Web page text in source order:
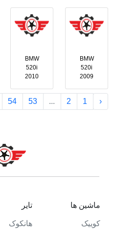
BMW
520i
2009
BMW
520i
2010
‹
1
2
...
53
54
ماشین ها
کوییک
تایر
هانکوک